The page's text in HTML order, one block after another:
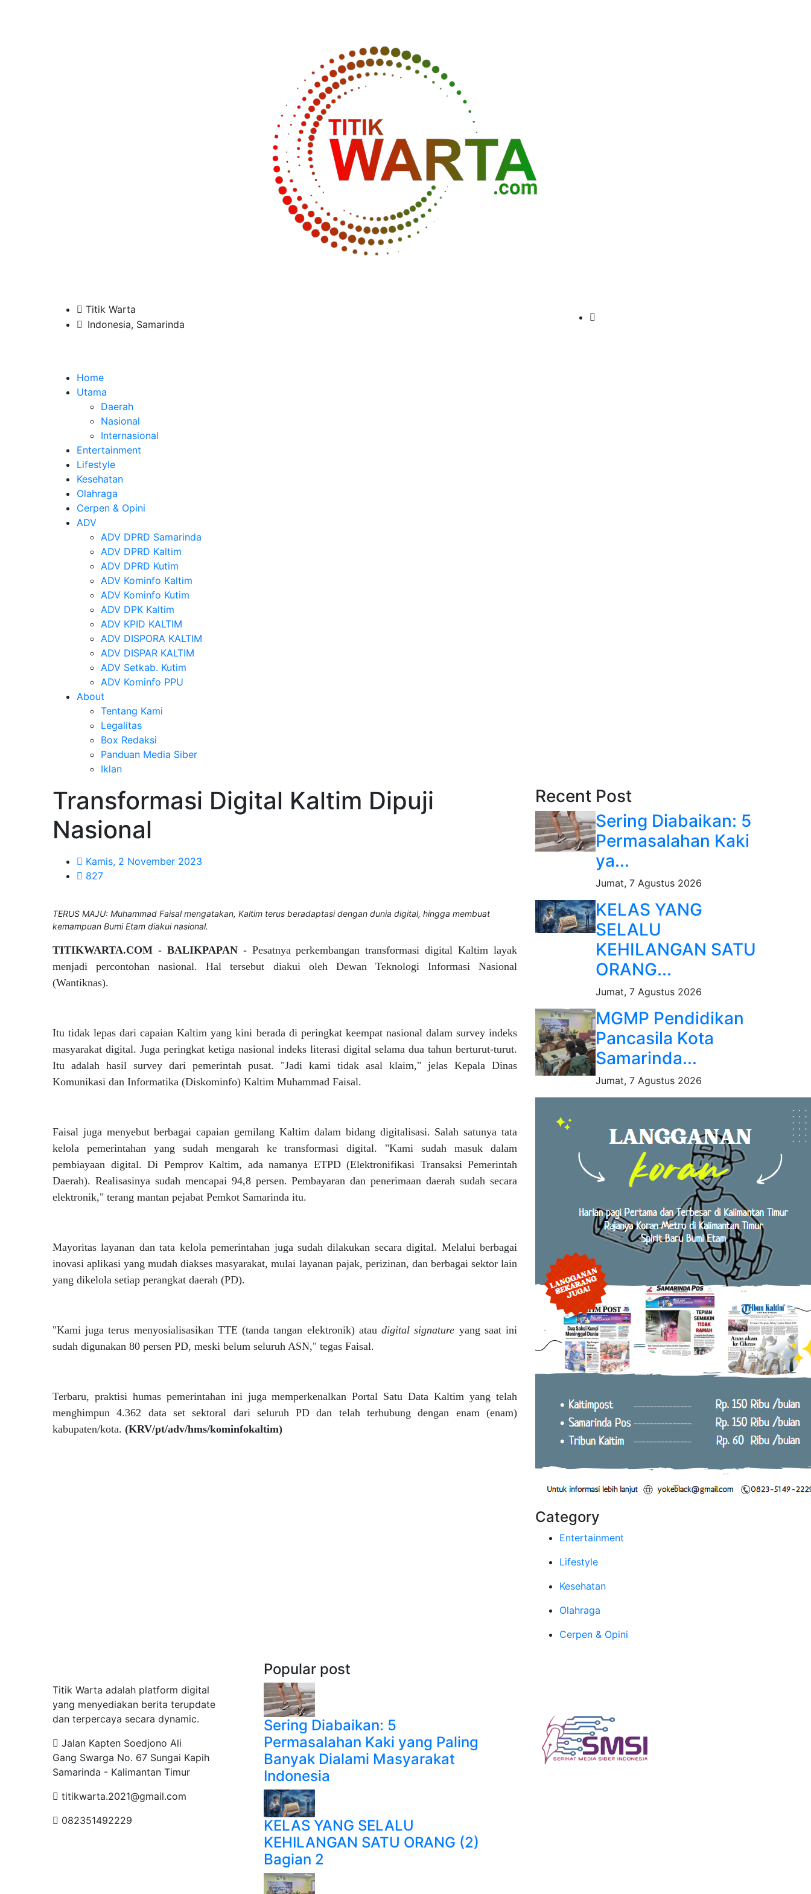
Titik Warta
Indonesia, Samarinda
Home
Utama
Daerah
Nasional
Internasional
Entertainment
Lifestyle
Kesehatan
Olahraga
Cerpen & Opini
ADV
ADV DPRD Samarinda
ADV DPRD Kaltim
ADV DPRD Kutim
ADV Kominfo Kaltim
ADV Kominfo Kutim
ADV DPK Kaltim
ADV KPID KALTIM
ADV DISPORA KALTIM
ADV DISPAR KALTIM
ADV Setkab. Kutim
ADV Kominfo PPU
About
Tentang Kami
Legalitas
Box Redaksi
Panduan Media Siber
Iklan
Transformasi Digital Kaltim Dipuji
Nasional
Kamis, 2 November 2023
827
TERUS MAJU: Muhammad Faisal mengatakan, Kaltim terus beradaptasi dengan dunia digital, hingga membuat
kemampuan Bumi Etam diakui nasional.
TITIKWARTA.COM - BALIKPAPAN - Pesatnya perkembangan transformasi digital Kaltim layak
menjadi percontohan nasional. Hal tersebut diakui oleh Dewan Teknologi Informasi Nasional
(Wantiknas).
Itu tidak lepas dari capaian Kaltim yang kini berada di peringkat keempat nasional dalam survey indeks
masyarakat digital. Juga peringkat ketiga nasional indeks literasi digital selama dua tahun berturut-turut.
Itu adalah hasil survey dari pemerintah pusat. "Jadi kami tidak asal klaim," jelas Kepala Dinas
Komunikasi dan Informatika (Diskominfo) Kaltim Muhammad Faisal.
Faisal juga menyebut berbagai capaian gemilang Kaltim dalam bidang digitalisasi. Salah satunya tata
kelola pemerintahan yang sudah mengarah ke transformasi digital. "Kami sudah masuk dalam
pembiayaan digital. Di Pemprov Kaltim, ada namanya ETPD (Elektronifikasi Transaksi Pemerintah
Daerah). Realisasinya sudah mencapai 94,8 persen. Pembayaran dan penerimaan daerah sudah secara
elektronik," terang mantan pejabat Pemkot Samarinda itu.
Mayoritas layanan dan tata kelola pemerintahan juga sudah dilakukan secara digital. Melalui berbagai
inovasi aplikasi yang mudah diakses masyarakat, mulai layanan pajak, perizinan, dan berbagai sektor lain
yang dikelola setiap perangkat daerah (PD).
"Kami juga terus menyosialisasikan TTE (tanda tangan elektronik) ataudigital signature yang saat ini
sudah digunakan 80 persen PD, meski belum seluruh ASN," tegas Faisal.
Terbaru, praktisi humas pemerintahan ini juga memperkenalkan Portal Satu Data Kaltim yang telah
menghimpun 4.362 data set sektoral dari seluruh PD dan telah terhubung dengan enam (enam)
kabupaten/kota. (KRV/pt/adv/hms/kominfokaltim)
Recent Post
Sering Diabaikan: 5
Permasalahan Kaki
ya...
Jumat, 7 Agustus 2026
KELAS YANG
SELALU
KEHILANGAN SATU
ORANG...
Jumat, 7 Agustus 2026
MGMP Pendidikan
Pancasila Kota
Samarinda...
Jumat, 7 Agustus 2026
Category
Entertainment
Lifestyle
Kesehatan
Olahraga
Cerpen & Opini
Titik Warta adalah platform digital
yang menyediakan berita terupdate
dan terpercaya secara dynamic.
Jalan Kapten Soedjono Ali
Gang Swarga No. 67 Sungai Kapih
Samarinda - Kalimantan Timur
titikwarta.2021@gmail.com
082351492229
Popular post
Sering Diabaikan: 5
Permasalahan Kaki yang Paling
Banyak Dialami Masyarakat
Indonesia
KELAS YANG SELALU
KEHILANGAN SATU ORANG (2)
Bagian 2